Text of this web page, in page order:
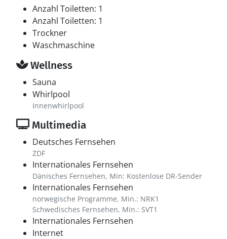
Anzahl Toiletten: 1
Anzahl Toiletten: 1
Trockner
Waschmaschine
Wellness
Sauna
Whirlpool
Innenwhirlpool
Multimedia
Deutsches Fernsehen
ZDF
Internationales Fernsehen
Dänisches Fernsehen, Min: Kostenlose DR-Sender
Internationales Fernsehen
norwegische Programme, Min.: NRK1
Schwedisches Fernsehen, Min.: SVT1
Internationales Fernsehen
Internet